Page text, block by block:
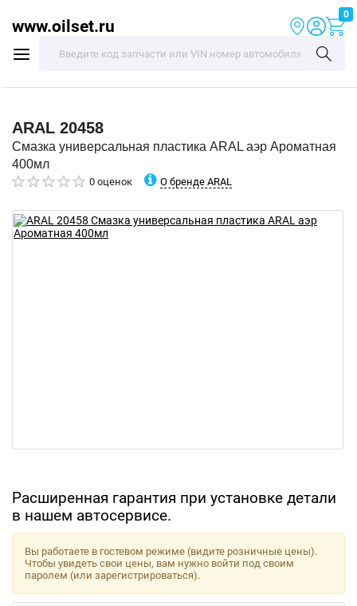
www.oilset.ru
0
ARAL 20458
Смазка универсальная пластика ARAL аэр Ароматная
400мл
0 оценок О бренде ARAL
Расширенная гарантия при установке детали
в нашем автосервисе.
Вы работаете в гостевом режиме (видите розничные цены).
Чтобы увидеть свои цены, вам нужно войти под своим
паролем (или зарегистрироваться).